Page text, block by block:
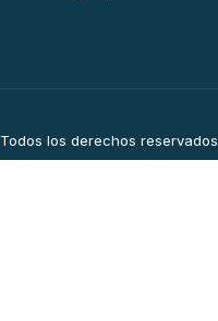
Todos los derechos reservados